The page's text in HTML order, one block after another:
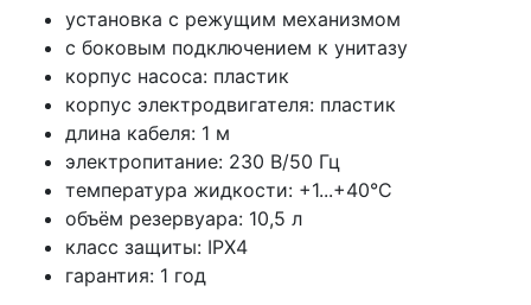
установка с режущим механизмом
с боковым подключением к унитазу
корпус насоса: пластик
корпус электродвигателя: пластик
длина кабеля: 1 м
электропитание: 230 В/50 Гц
температура жидкости: +1...+40°C
объём резервуара: 10,5 л
класс защиты: IPХ4
гарантия: 1 год